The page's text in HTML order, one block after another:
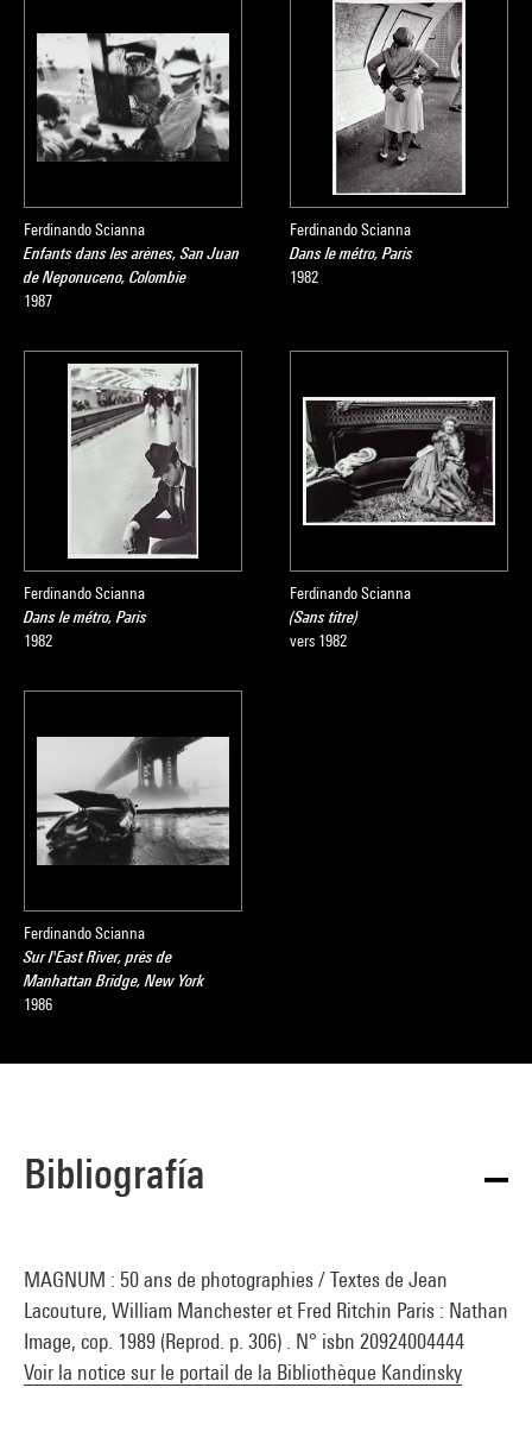
Ferdinando Scianna
Enfants dans les arènes, San Juan
de Neponuceno, Colombie
1987
Ferdinando Scianna
Dans le métro, Paris
1982
Ferdinando Scianna
Dans le métro, Paris
1982
Ferdinando Scianna
(Sans titre)
vers 1982
Ferdinando Scianna
Sur l'East River, près de
Manhattan Bridge, New York
1986
Bibliografía
MAGNUM : 50 ans de photographies / Textes de Jean
Lacouture, William Manchester et Fred Ritchin Paris : Nathan
Image, cop. 1989 (Reprod. p. 306) . N° isbn 20924004444
Voir la notice sur le portail de la Bibliothèque Kandinsky